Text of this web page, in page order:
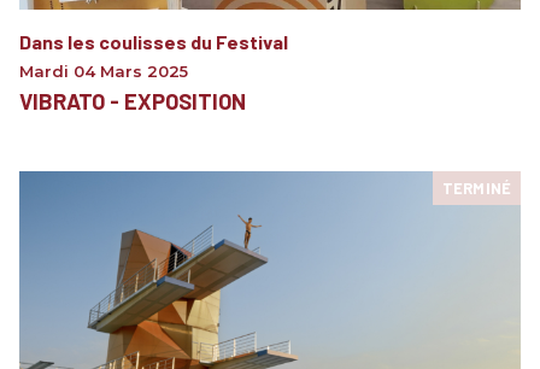
Dans les coulisses du Festival
Mardi 04 Mars 2025
VIBRATO - EXPOSITION
TERMINÉ